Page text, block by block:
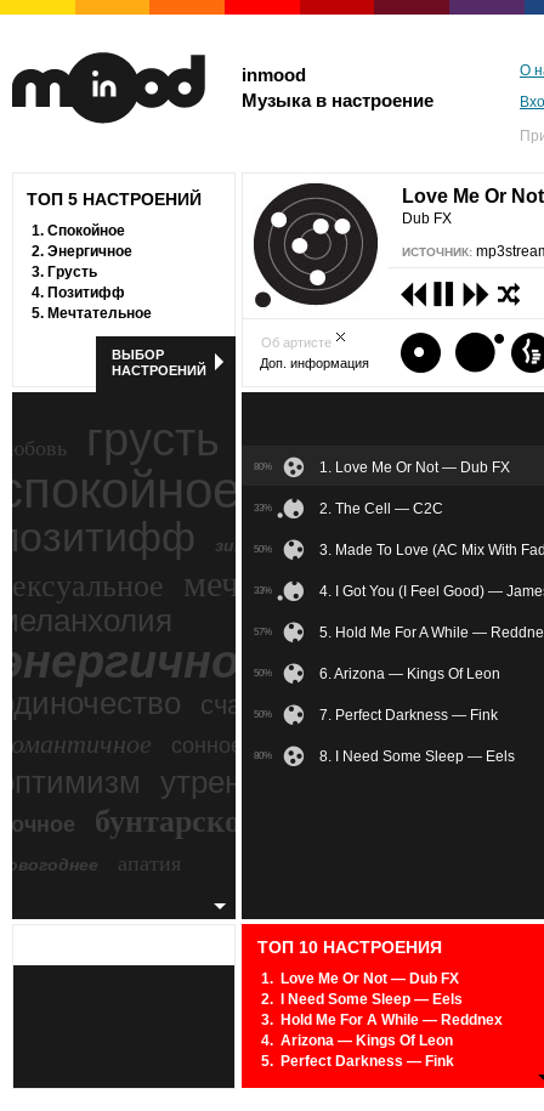
inmood
Музыка в настроение
О
ТОП 5 НАСТРОЕНИЙ
1. Спокойное
2. Энергичное
3. Грусть
4. Позитифф
5. Мечтательное
ВЫБОР
НАСТРОЕНИЙ
грусть
ностальгия
зимний экстрим
мечтательное
счастье
сонное
утреннее
бунтарское
апатия
Love Me Or
Dub FX
ИСТОЧНИК:
Об артисте
Доп. информация
80% 1. Love Me Or Not — Dub FX
33% 2. The Cell — C2C
50% 3. Made To Love (AC Mix With
33% 4. I Got You (I Feel Good) —
57% 5. Hold Me For A While —
50% 6. Arizona — Kings Of Leon
50% 7. Perfect Darkness — Fink
80% 8. I Need Some Sleep — Eels
ТОП 10 НАСТРОЕНИЯ
1. Love Me Or Not — Dub FX
2.
I Need Some Sleep — Eels
3. Hold Me For A While — Reddnex
4. Arizona — Kings Of Leon
5. Perfect Darkness — Fink
Made To Love (AC Mix With Fade —